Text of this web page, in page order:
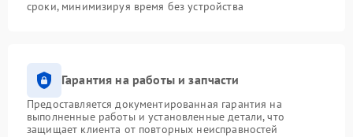
сроки, минимизируя время без устройства
Гарантия на работы и запчасти
Предоставляется документированная гарантия на
выполненные работы и установленные детали, что
защищает клиента от повторных неисправностей